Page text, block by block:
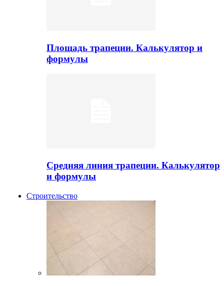
Площадь трапеции. Калькулятор и
формулы
Средняя линия трапеции. Калькулятор
и формулы
Строительство